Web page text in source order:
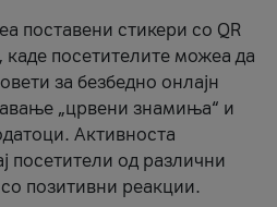
поставени стикери со QR
каде посетителите можеа да
за безбедно онлајн
„црвени знамиња“ и
Активноста
посетители од различни
позитивни реакции.